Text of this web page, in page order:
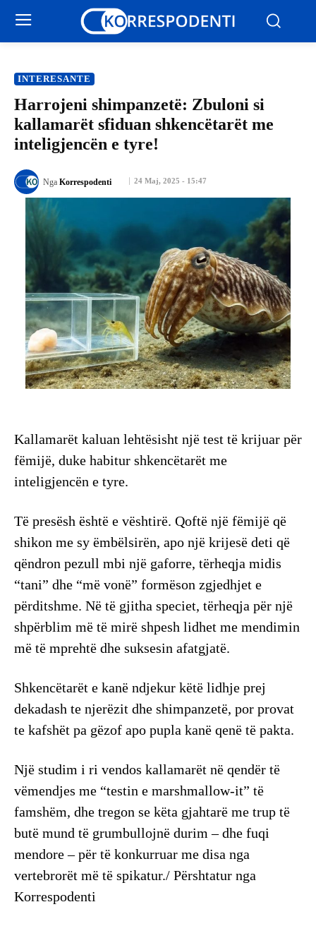
INTERESANTE
Harrojeni shimpanzetë: Zbuloni si
kallamarët sfiduan shkencëtarët me
inteligjencën e tyre!
24 Maj, 2025 - 15:47
Nga Korrespodenti
Kallamarët kaluan lehtësisht një test të krijuar për
fëmijë, duke habitur shkencëtarët me
inteligjencën e tyre.
Të presësh është e vështirë. Qoftë një fëmijë që
shikon me sy ëmbëlsirën, apo një krijesë deti që
qëndron pezull mbi një gaforre, tërheqja midis
“tani” dhe “më vonë” formëson zgjedhjet e
përditshme. Në të gjitha speciet, tërheqja për një
shpërblim më të mirë shpesh lidhet me mendimin
më të mprehtë dhe suksesin afatgjatë.
Shkencëtarët e kanë ndjekur këtë lidhje prej
dekadash te njerëzit dhe shimpanzetë, por provat
te kafshët pa gëzof apo pupla kanë qenë të pakta.
Një studim i ri vendos kallamarët në qendër të
vëmendjes me “testin e marshmallow-it” të
famshëm, dhe tregon se këta gjahtarë me trup të
butë mund të grumbullojnë durim – dhe fuqi
mendore – për të konkurruar me disa nga
vertebrorët më të spikatur./ Përshtatur nga
Korrespodenti